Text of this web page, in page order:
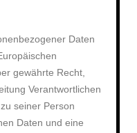
Daten
gewährte Recht,
Verantwortlichen
seiner Person
Daten und eine